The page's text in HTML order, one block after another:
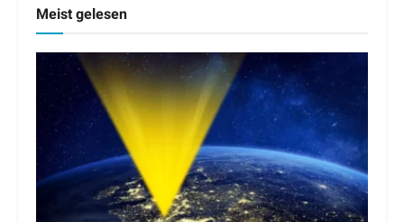
Meist gelesen